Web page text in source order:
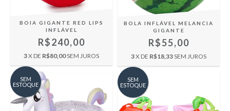
BOIA GIGANTE RED LIPS
INFLÁVEL
R$240,00
3X DE R$80,00SEM JUROS
BOLA INFLÁVEL MELANCIA
GIGANTE
R$55,00
3X DE R$18,33SEM JUROS
SEM
ESTOQUE
SEM
ESTOQUE